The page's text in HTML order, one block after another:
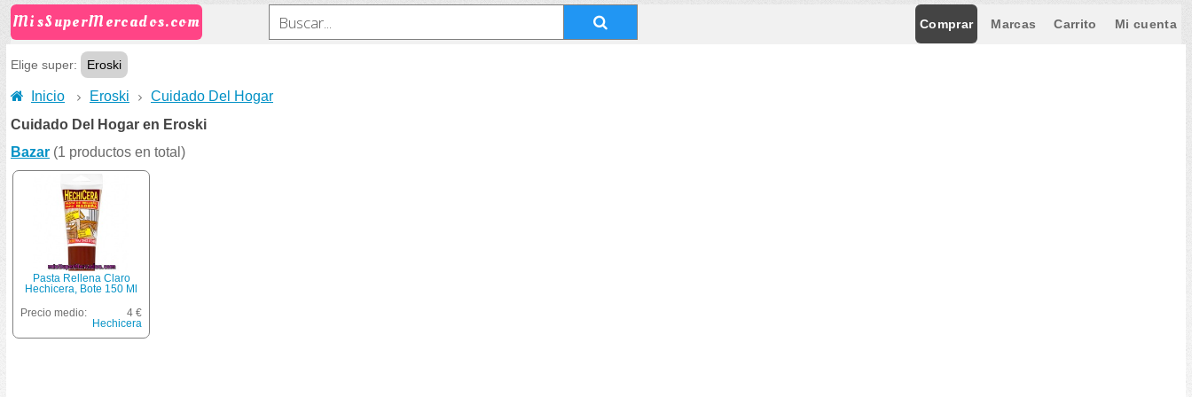
MisSuperMercados.com Comprar Marcas Carrito Mi cuenta
Elige super: Eroski
Inicio Eroski
Cuidado Del Hogar
Cuidado Del Hogar en Eroski
Bazar (1 productos en total)
Pasta Rellena Claro
Hechicera, Bote 150 Ml
Precio medio:
4 €
Hechicera